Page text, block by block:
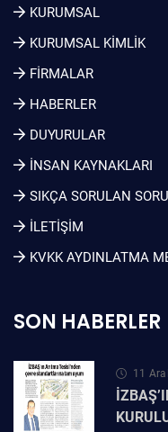
KURUMSAL
KURUMSAL KIMLIK
FİRMALAR
HABERLER
DUYURULAR
İNSAN KAYNAKLARI
SIKÇA SORULAN
İLETİŞİM
KVKK AYDINLATMA
SON HABERLER
11